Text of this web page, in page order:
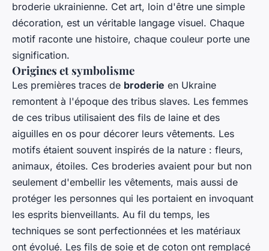
broderie ukrainienne. Cet art, loin d'être une simple
décoration, est un véritable langage visuel. Chaque
motif raconte une histoire, chaque couleur porte une
signification.
Origines et symbolisme
Les premières traces de broderie en Ukraine
remontent à l'époque des tribus slaves. Les femmes
de ces tribus utilisaient des fils de laine et des
aiguilles en os pour décorer leurs vêtements. Les
motifs étaient souvent inspirés de la nature : fleurs,
animaux, étoiles. Ces broderies avaient pour but non
seulement d'embellir les vêtements, mais aussi de
protéger les personnes qui les portaient en invoquant
les esprits bienveillants. Au fil du temps, les
techniques se sont perfectionnées et les matériaux
ont évolué. Les fils de soie et de coton ont remplacé